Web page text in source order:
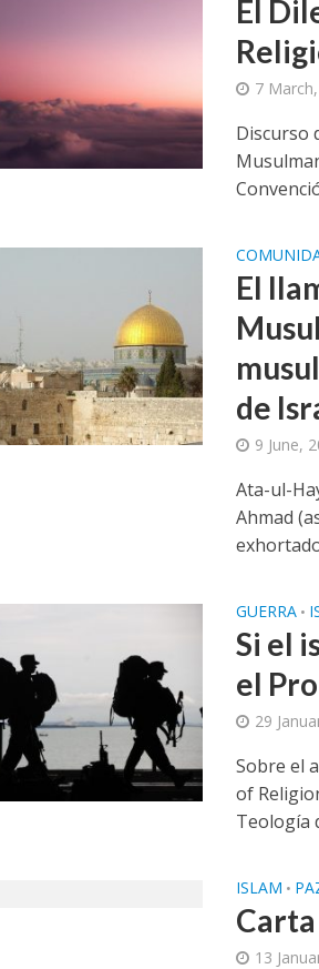
El
7
Discurso
El
de
9 June,
Ata-ul-
Ahmad
GUERRA •
Si el
el
29
Sobre el
of
Teología
ISLAM •
13